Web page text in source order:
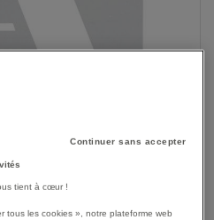
Continuer sans accepter
tient à cœur !
tous les cookies », notre plateforme web